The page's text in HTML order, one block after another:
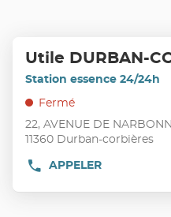
sur
touche
pour
Point
de
:
Utile DURBAN-
Station essence 24/24h
Fermé
22, AVENUE DE
11360 Durban-corbières
APPELER
AFFICHER
NUMÉRO